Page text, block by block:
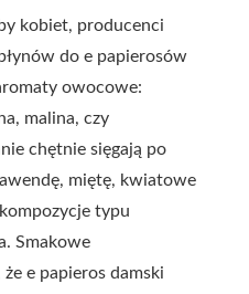
kobiet, producenci
do e papierosów
owocowe:
malina, czy
chętnie sięgają po
miętę, kwiatowe
typu
Smakowe
e papieros damski